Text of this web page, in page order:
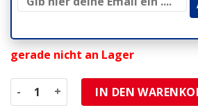
gerade nicht an Lager
Motorenöl 4-Takt 20W-50 Silkolene
IN DEN